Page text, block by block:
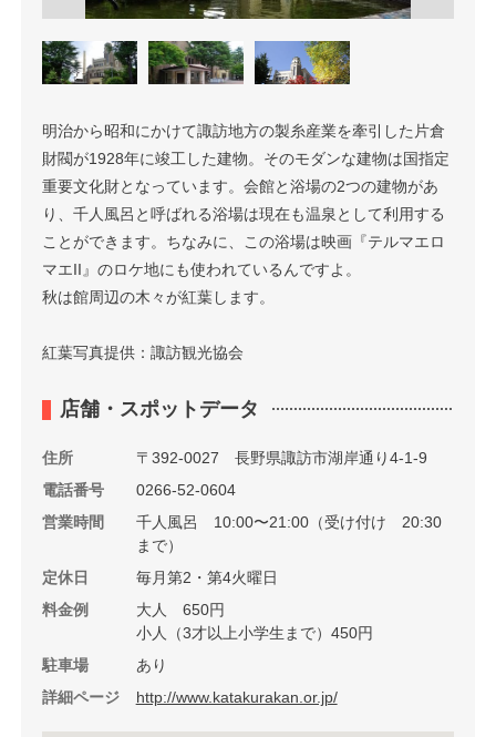
明治から昭和にかけて諏訪地方の製糸産業を牽引した片倉
財閥が1928年に竣工した建物。そのモダンな建物は国指定
重要文化財となっています。会館と浴場の2つの建物があ
り、千人風呂と呼ばれる浴場は現在も温泉として利用する
ことができます。ちなみに、この浴場は映画『テルマエロ
マエII』のロケ地にも使われているんですよ。
秋は館周辺の木々が紅葉します。
紅葉写真提供：諏訪観光協会
店舗・スポットデータ
住所
〒392-0027 長野県諏訪市湖岸通り4-1-9
電話番号
0266-52-0604
営業時間
千人風呂 10:00〜21:00（受け付け 20:30
まで）
定休日
毎月第2・第4火曜日
料金例
大人 650円
小人（3才以上小学生まで）450円
駐車場
あり
詳細ページ
http://www.katakurakan.or.jp/